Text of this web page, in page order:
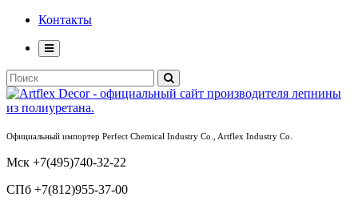
Контакты
Официальный импортер Perfect Chemical Industry Co., Artflex Industry Co.
Мск +7(495)740-32-22
СПб +7(812)955-37-00